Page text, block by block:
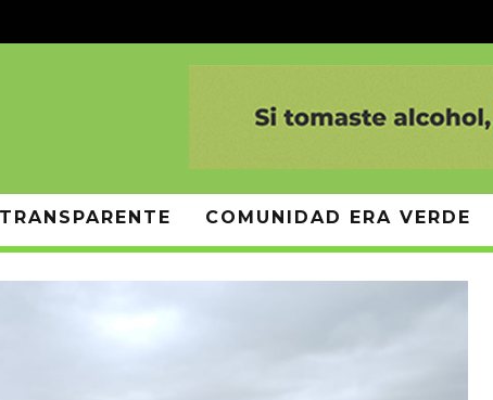
TRANSPARENTE COMUNIDAD ERA VERDE